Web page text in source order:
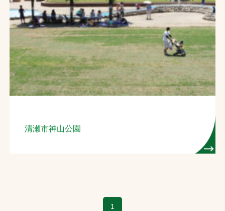
お問合せ
お取引先の皆様へ
プライバシーポリシー
ソーシャルメディアポリシー
清瀬市神山公園
1